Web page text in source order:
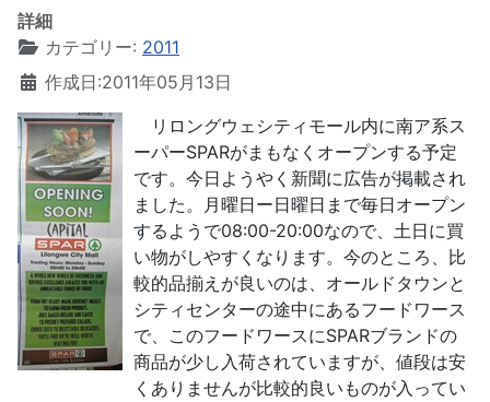
詳細
カテゴリー: 2011
作成日:2011年05月13日
リロングウェシティモール内に南ア系ス
ーパーSPARがまもなくオープンする予定
です。今日ようやく新聞に広告が掲載され
ました。月曜日ー日曜日まで毎日オープン
するようで08:00-20:00なので、土日に買
い物がしやすくなります。今のところ、比
較的品揃えが良いのは、オールドタウンと
シティセンターの途中にあるフードワース
で、このフードワースにSPARブランドの
商品が少し入荷されていますが、値段は安
くありませんが比較的良いものが入ってい